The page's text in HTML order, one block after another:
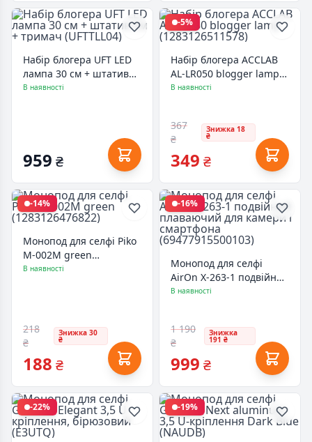
Набір блогера UFT LED
лампа 30 см + штатив
2м + тримач (UFTTLL04)
В наявності
959 ₴
-5%
Набір блогера ACCLAB
AL-LR050 blogger lamp
(1283126511578)
В наявності
367
₴
Знижка 18
₴
349 ₴
-14%
Монопод для селфі Piko
M-002M green
(1283126476822)
В наявності
218
₴
Знижка 30
₴
188 ₴
-16%
Монопод для селфі
AirOn X-263-1 подвійний
плаваючий для камери
В наявності
1 190
₴
Знижка
191 ₴
999 ₴
-22% -19%